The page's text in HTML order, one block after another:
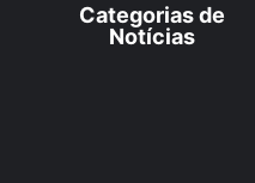
Categorias de
Notícias